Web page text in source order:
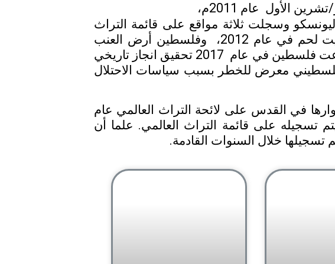
عام 2011م،
وسجلت ثلاثة مواقع على قائمة التراث
لحم في
عام 2012، وفلسطين أرض العنب
والزيتون: المشهد الثقافي لجنوب القدس/بتير في عام 2014، وقد استطاعت فلسطين في عام 2017 تحقيق انجاز تاريخي
فلسطيني معرض للخطر بسبب سياسات الاحتلال
في القدس على لائحة التراث العالمي عام
تسجيله على قائمة التراث العالمي. علما أن